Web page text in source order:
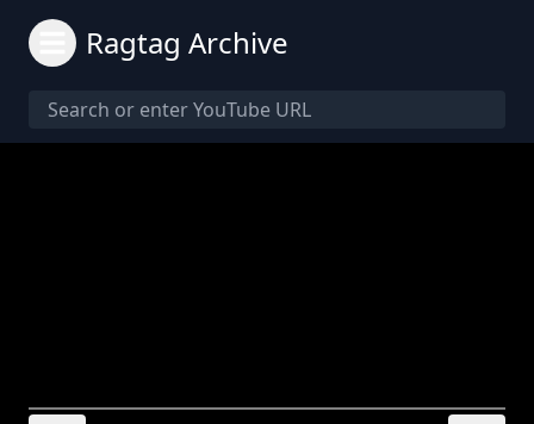
Ragtag Archive